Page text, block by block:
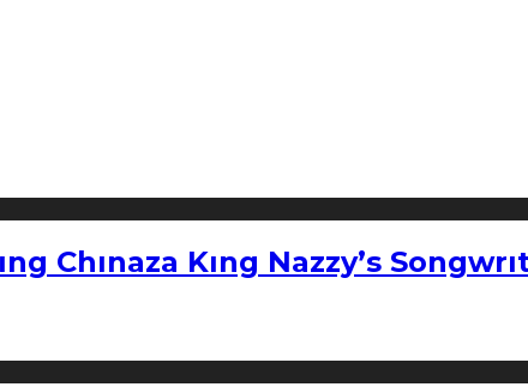
Chınaza Kıng Nazzy’s